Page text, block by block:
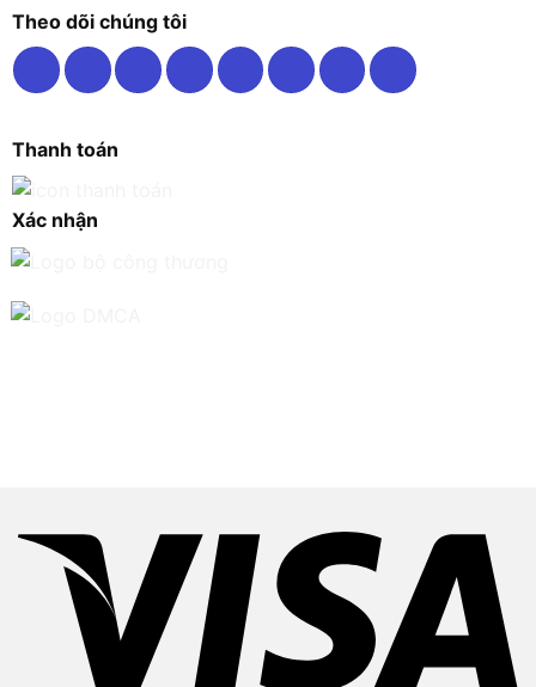
Theo dõi chúng tôi
Thanh toán
Xác nhận